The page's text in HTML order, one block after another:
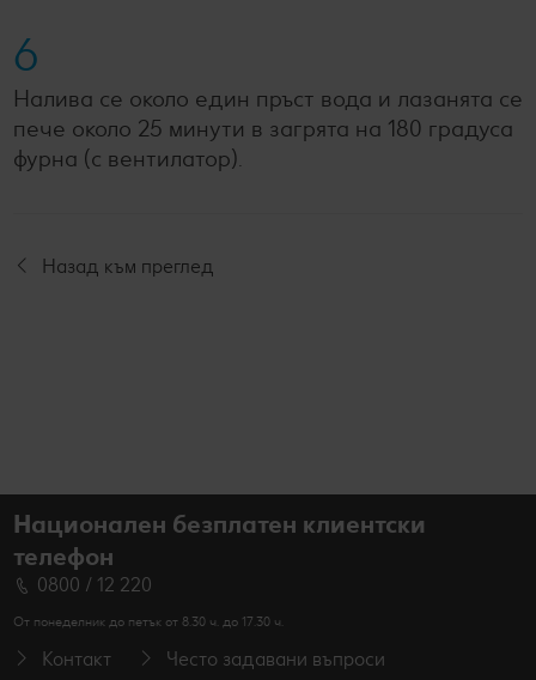
6
Налива се около един пръст вода и лазанята се
пече около 25 минути в загрята на 180 градуса
фурна (с вентилатор).
Назад към преглед
Национален безплатен клиентски
телефон
0800 / 12 220
От понеделник до петък от 8.30 ч. до 17.30 ч.
Контакт Често задавани въпроси